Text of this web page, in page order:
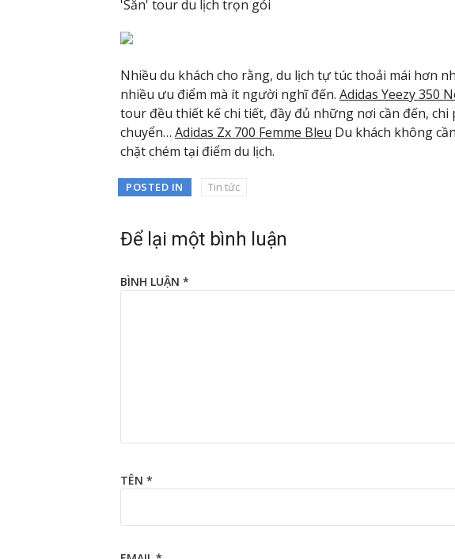
'Săn' tour du lịch trọn gói
Nhiều du khách cho rằng, du lịch tự túc thoải mái hơn
nhiều ưu điểm mà ít người nghĩ đến. Adidas Yeezy 350
tour đều thiết kế chi tiết, đầy đủ những nơi cần đến, chi
chuyển… Adidas Zx 700 Femme Bleu Du khách không
chặt chém tại điểm du lịch.
POSTED IN Tin tức
Để lại một bình luận
BÌNH LUẬN *
TÊN *